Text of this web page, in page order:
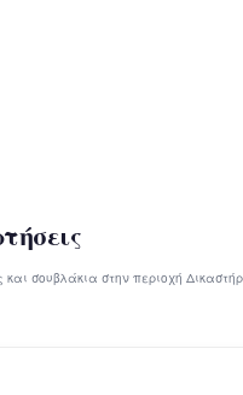
σουβλάκια στην περιοχή